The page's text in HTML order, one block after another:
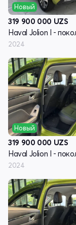
Новый
319 900 000 UZS
2024
Новый
319 900 000 UZS
2024